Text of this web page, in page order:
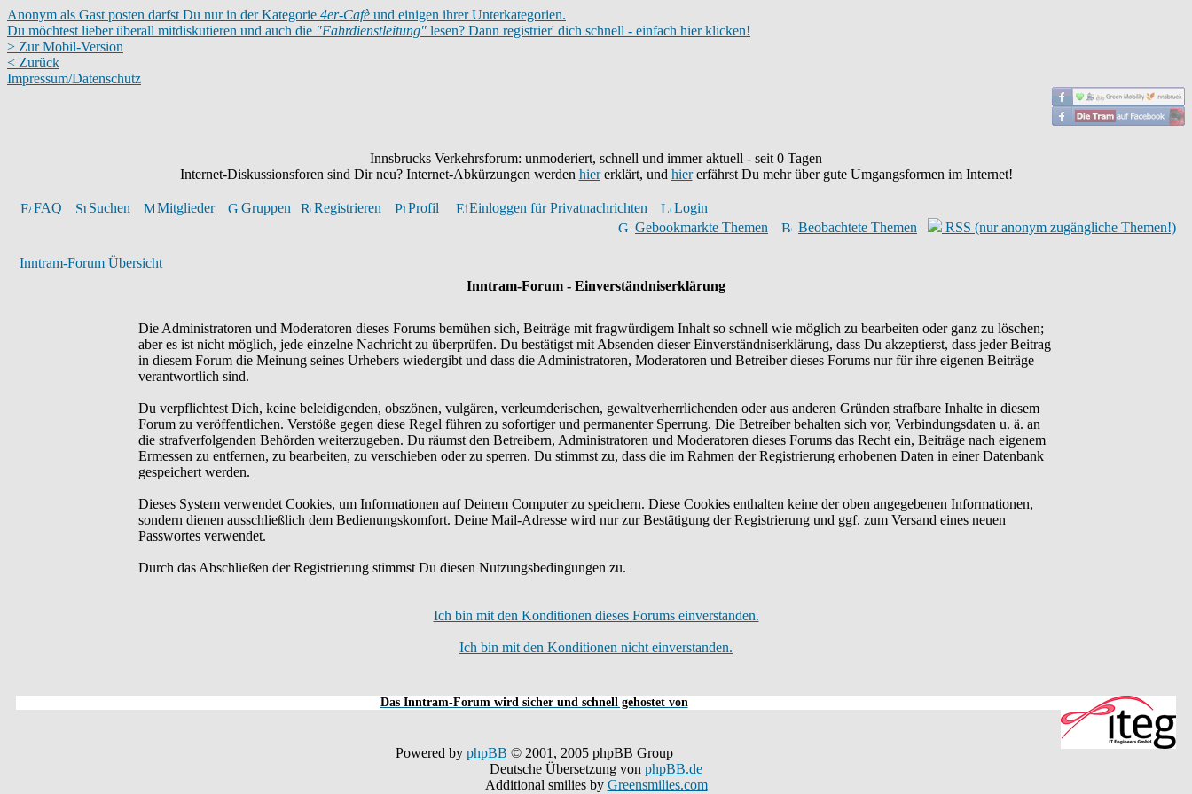
Anonym als Gast posten darfst Du nur in der Kategorie 4er-Cafè und einigen ihrer Unterkategorien.
Du möchtest lieber überall mitdiskutieren und auch die "Fahrdienstleitung" lesen? Dann registrier' dich schnell - einfach hier klicken!
> Zur Mobil-Version
< Zurück
Impressum/Datenschutz
Innsbrucks Verkehrsforum: unmoderiert, schnell und immer aktuell - seit 0 Tagen
Internet-Diskussionsforen sind Dir neu? Internet-Abkürzungen werden hiererklärt, und hiererfährst Du mehr über gute Umgangsformen im Internet!
FAQ Suchen Mitglieder Gruppen Registrieren Profil Einloggen für Privatnachrichten
Login
Gebookmarkte Themen
Beobachtete Themen RSS (nur anonym zugängliche Themen!)
Inntram-Forum Übersicht
Inntram-Forum - Einverständniserklärung
Die Administratoren und Moderatoren dieses Forums bemühen sich, Beiträge mit fragwürdigem Inhalt so schnell wie möglich zu bearbeiten oder ganz zu löschen;
aber es ist nicht möglich, jede einzelne Nachricht zu überprüfen. Du bestätigst mit Absenden dieser Einverständniserklärung, dass Du akzeptierst, dass jeder Beitrag
in diesem Forum die Meinung seines Urhebers wiedergibt und dass die Administratoren, Moderatoren und Betreiber dieses Forums nur für ihre eigenen Beiträge
verantwortlich sind.
Du verpflichtest Dich, keine beleidigenden, obszönen, vulgären, verleumderischen, gewaltverherrlichenden oder aus anderen Gründen strafbare Inhalte in diesem
Forum zu veröffentlichen. Verstöße gegen diese Regel führen zu sofortiger und permanenter Sperrung. Die Betreiber behalten sich vor, Verbindungsdaten u. ä. an
die strafverfolgenden Behörden weiterzugeben. Du räumst den Betreibern, Administratoren und Moderatoren dieses Forums das Recht ein, Beiträge nach eigenem
Ermessen zu entfernen, zu bearbeiten, zu verschieben oder zu sperren. Du stimmst zu, dass die im Rahmen der Registrierung erhobenen Daten in einer Datenbank
gespeichert werden.
Dieses System verwendet Cookies, um Informationen auf Deinem Computer zu speichern. Diese Cookies enthalten keine der oben angegebenen Informationen,
sondern dienen ausschließlich dem Bedienungskomfort. Deine Mail-Adresse wird nur zur Bestätigung der Registrierung und ggf. zum Versand eines neuen
Passwortes verwendet.
Durch das Abschließen der Registrierung stimmst Du diesen Nutzungsbedingungen zu.
Ich bin mit den Konditionen dieses Forums einverstanden.
Ich bin mit den Konditionen nicht einverstanden.
Das Inntram-Forum wird sicher und schnell gehostet von
Powered by phpBB © 2001, 2005 phpBB Group
Deutsche Übersetzung von phpBB.de
Additional smilies by Greensmilies.com